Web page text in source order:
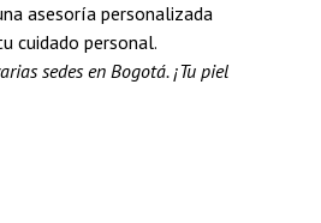
asesoría personalizada
cuidado personal.
sedes en Bogotá. ¡Tu piel